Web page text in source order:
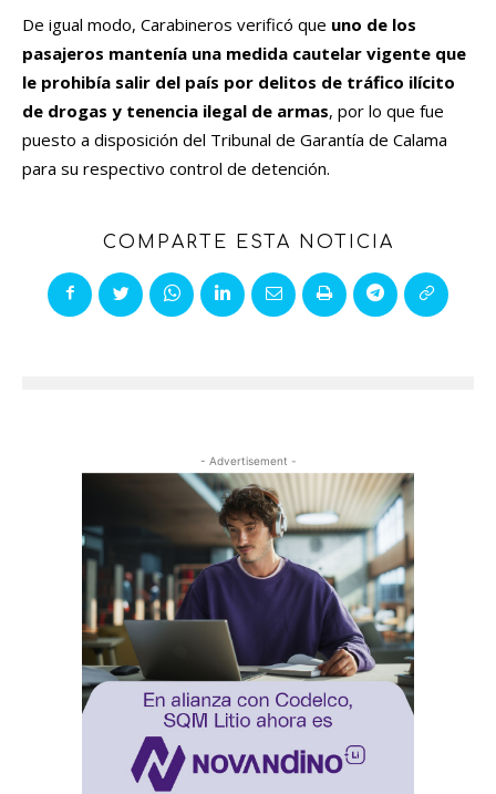
De igual modo, Carabineros verificó que uno de los
pasajeros mantenía una medida cautelar vigente que
le prohibía salir del país por delitos de tráfico ilícito
de drogas y tenencia ilegal de armas, por lo que fue
puesto a disposición del Tribunal de Garantía de Calama
para su respectivo control de detención.
COMPARTE ESTA NOTICIA
- Advertisement -